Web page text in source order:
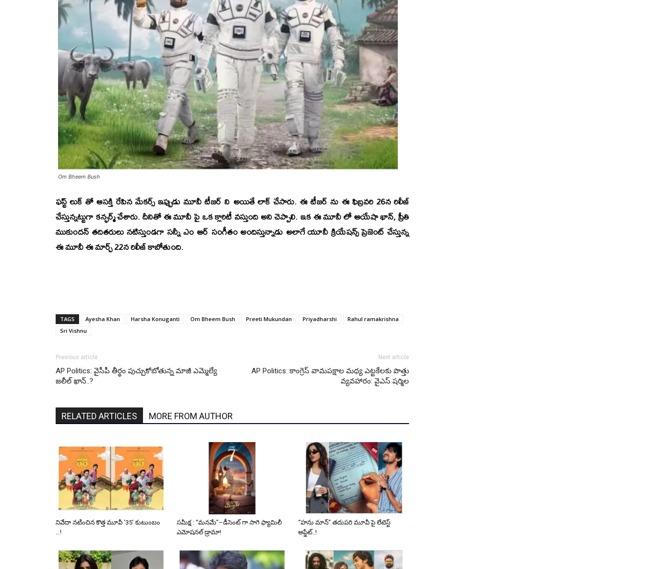
Om Bheem Bush
ఫస్ట్ లుక్ తో ఆసక్తి రేపిన మేకర్స్ ఇప్పుడు మూవీ టీజర్ ని అయితే లాక్ చేసారు. ఈ టీజర్ ను ఈ ఫిబ్రవరి 26న రిలీజ్
చేస్తున్నట్టుగా కన్ఫర్మ్ చేశారు. దీనితో ఈ మూవీ పై ఒక క్లారిటీ వస్తుంది అని చెప్పాలి. ఇక ఈ మూవీ లోఆయేషా ఖాన్, ప్రీతి
ముకుందన్ తదితరులు నటిస్తుండగా సన్నీ ఎం ఆర్ సంగీతం అందిస్తున్నాడు అలాగే యూవీ క్రియేషన్స్ ప్రెజెంట్ చేస్తున్న
ఈ మూవీ ఈ మార్చ్ 22న రిలీజ్ కాబోతుంది.
TAGS Ayesha Khan Harsha Konuganti Om Bheem Bush Preeti Mukundan Priyadharshi
Rahul ramakrishna
Sri Vishnu
Previous article
AP Politics: వైసీపీ తీర్థం పుచ్చుకోబోతున్న మాజీ ఎమ్మెల్యే
జలీల్ ఖాన్..?
Next article
AP Politics: కాంగ్రెస్ వామపక్షాల మధ్య ఎట్టకేలకు పొత్తు
వ్యవహారం: వైఎస్ షర్మిల
RELATED ARTICLES MORE FROM AUTHOR
నివేదా నటించిన కొత్త మూవీ ’35’ కుటుంబం
…!
సమీక్ష : “మనమే”–డీసెంట్ గా సాగె ఫ్యామిలీ
ఎమోషనల్ డ్రామా!
“హను మాన్” తదుపరి మూవీ పై లేటెస్ట్
అప్డేట్..!